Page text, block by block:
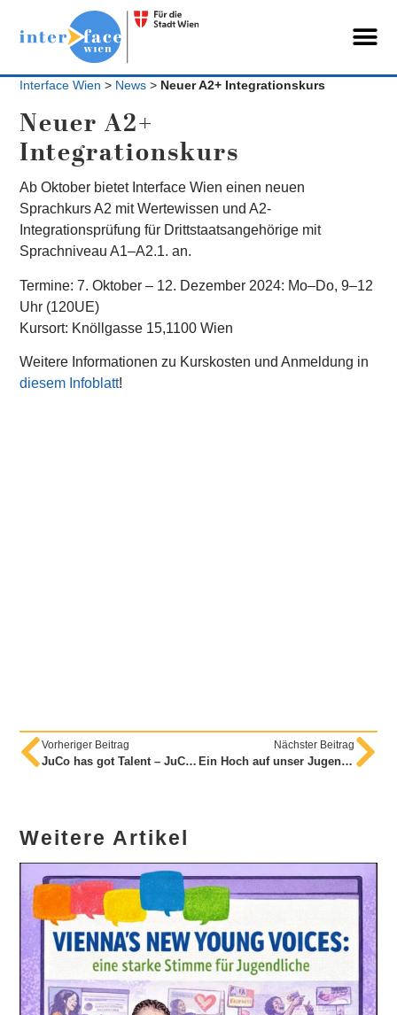
Interface Wien > News > Neuer A2+ Integrationskurs
Neuer A2+
Integrationskurs
Ab Oktober bietet Interface Wien einen neuen
Sprachkurs A2 mit Wertewissen und A2-
Integrationsprüfung für Drittstaatsangehörige mit
Sprachniveau A1–A2.1. an.
Termine: 7. Oktober – 12. Dezember 2024: Mo–Do, 9–12
Uhr (120UE)
Kursort: Knöllgasse 15,1100 Wien
Weitere Informationen zu Kurskosten und Anmeldung in
diesem Infoblatt!
Vorheriger Beitrag
JuCo has got Talent – JuCo macht Oper!
Nächster Beitrag
Ein Hoch auf unser Jugendcollege-Vermittlungsteam – und unsere Absovent*innen!
Weitere Artikel